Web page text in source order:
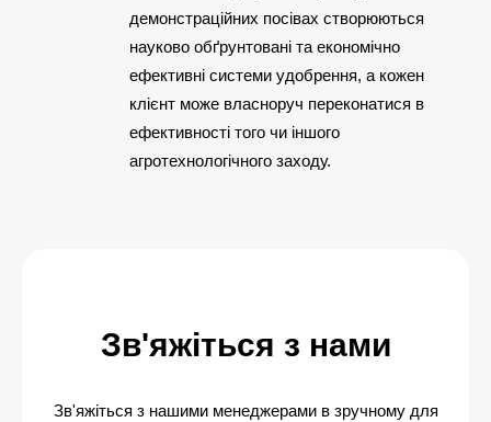
демонстраційних посівах створюються
науково обґрунтовані та економічно
ефективні системи удобрення, а кожен
клієнт може власноруч переконатися в
ефективності того чи іншого
агротехнологічного заходу.
Зв'яжіться з нами
Зв'яжіться з нашими менеджерами в зручному для